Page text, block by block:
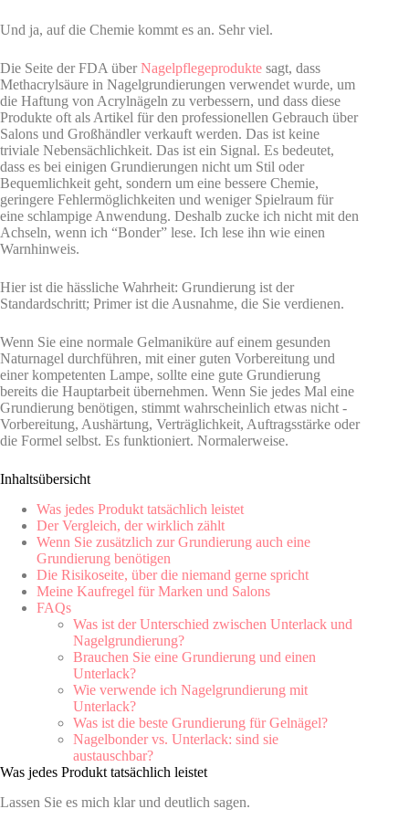
Und ja, auf die Chemie kommt es an. Sehr viel.
Die Seite der FDA überNagelpflegeprodukte sagt, dass
Methacrylsäure in Nagelgrundierungen verwendet wurde, um
die Haftung von Acrylnägeln zu verbessern, und dass diese
Produkte oft als Artikel für den professionellen Gebrauch über
Salons und Großhändler verkauft werden. Das ist keine
triviale Nebensächlichkeit. Das ist ein Signal. Es bedeutet,
dass es bei einigen Grundierungen nicht um Stil oder
Bequemlichkeit geht, sondern um eine bessere Chemie,
geringere Fehlermöglichkeiten und weniger Spielraum für
eine schlampige Anwendung. Deshalb zucke ich nicht mit den
Achseln, wenn ich “Bonder” lese. Ich lese ihn wie einen
Warnhinweis.
Hier ist die hässliche Wahrheit: Grundierung ist der
Standardschritt; Primer ist die Ausnahme, die Sie verdienen.
Wenn Sie eine normale Gelmaniküre auf einem gesunden
Naturnagel durchführen, mit einer guten Vorbereitung und
einer kompetenten Lampe, sollte eine gute Grundierung
bereits die Hauptarbeit übernehmen. Wenn Sie jedes Mal eine
Grundierung benötigen, stimmt wahrscheinlich etwas nicht -
Vorbereitung, Aushärtung, Verträglichkeit, Auftragsstärke oder
die Formel selbst. Es funktioniert. Normalerweise.
Inhaltsübersicht
Was jedes Produkt tatsächlich leistet
Der Vergleich, der wirklich zählt
Wenn Sie zusätzlich zur Grundierung auch eine
Grundierung benötigen
Die Risikoseite, über die niemand gerne spricht
Meine Kaufregel für Marken und Salons
FAQs
Was ist der Unterschied zwischen Unterlack und
Nagelgrundierung?
Brauchen Sie eine Grundierung und einen
Unterlack?
Wie verwende ich Nagelgrundierung mit
Unterlack?
Was ist die beste Grundierung für Gelnägel?
Nagelbonder vs. Unterlack: sind sie
austauschbar?
Was jedes Produkt tatsächlich leistet
Lassen Sie es mich klar und deutlich sagen.